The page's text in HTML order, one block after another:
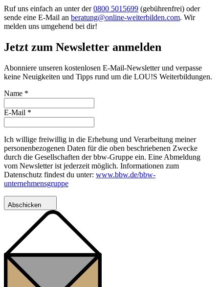
Ruf uns einfach an unter der0800 5015699 (gebührenfrei) oder
sende eine E-Mail an beratung@online-weiterbilden.com. Wir
melden uns umgehend bei dir!
Jetzt zum Newsletter anmelden
Abonniere unseren kostenlosen E-Mail-Newsletter und verpasse
keine Neuigkeiten und Tipps rund um die LOU!S Weiterbildungen.
Name *
E-Mail *
Ich willige freiwillig in die Erhebung und Verarbeitung meiner
personenbezogenen Daten für die oben beschriebenen Zwecke
durch die Gesellschaften der bbw-Gruppe ein. Eine Abmeldung
vom Newsletter ist jederzeit möglich. Informationen zum
Datenschutz findest du unter: www.bbw.de/bbw-
unternehmensgruppe
Abschicken